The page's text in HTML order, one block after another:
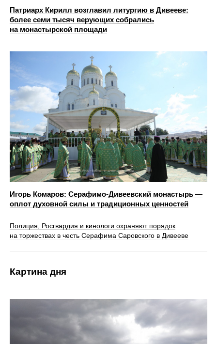
Патриарх Кирилл возглавил литургию в Дивееве:
более семи тысяч верующих собрались
на монастырской площади
Игорь Комаров: Серафимо-Дивеевский монастырь —
оплот духовной силы и традиционных ценностей
Полиция, Росгвардия и кинологи охраняют порядок
на торжествах в честь Серафима Саровского в Дивееве
Картина дня